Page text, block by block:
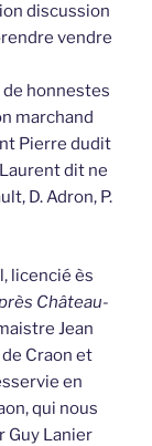
discussion
vendre
honnestes
marchand
Pierre dudit
dit ne
D. Adron, P.
licencié ès
Château-
Jean
Craon et
en
qui nous
Guy Lanier